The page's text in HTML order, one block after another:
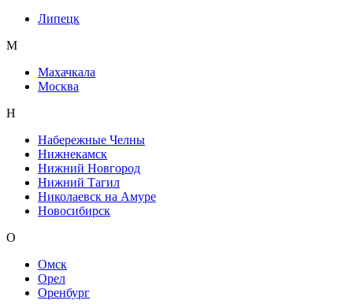
Липецк
М
Махачкала
Москва
Н
Набережные Челны
Нижнекамск
Нижний Новгород
Нижний Тагил
Николаевск на Амуре
Новосибирск
О
Омск
Орел
Оренбург